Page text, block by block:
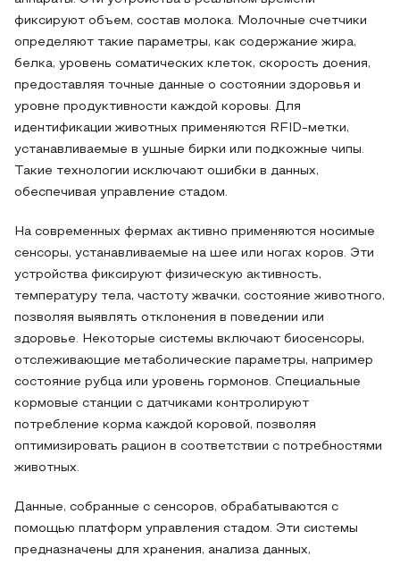
фиксируют объем, состав молока. Молочные счетчики
определяют такие параметры, как содержание жира,
белка, уровень соматических клеток, скорость доения,
предоставляя точные данные о состоянии здоровья и
уровне продуктивности каждой коровы. Для
идентификации животных применяются RFID-метки,
устанавливаемые в ушные бирки или подкожные чипы.
Такие технологии исключают ошибки в данных,
обеспечивая управление стадом.
На современных фермах активно применяются носимые
сенсоры, устанавливаемые на шее или ногах коров. Эти
устройства фиксируют физическую активность,
температуру тела, частоту жвачки, состояние животного,
позволяя выявлять отклонения в поведении или
здоровье. Некоторые системы включают биосенсоры,
отслеживающие метаболические параметры, например
состояние рубца или уровень гормонов. Специальные
кормовые станции с датчиками контролируют
потребление корма каждой коровой, позволяя
оптимизировать рацион в соответствии с потребностями
животных.
Данные, собранные с сенсоров, обрабатываются с
помощью платформ управления стадом. Эти системы
предназначены для хранения, анализа данных,